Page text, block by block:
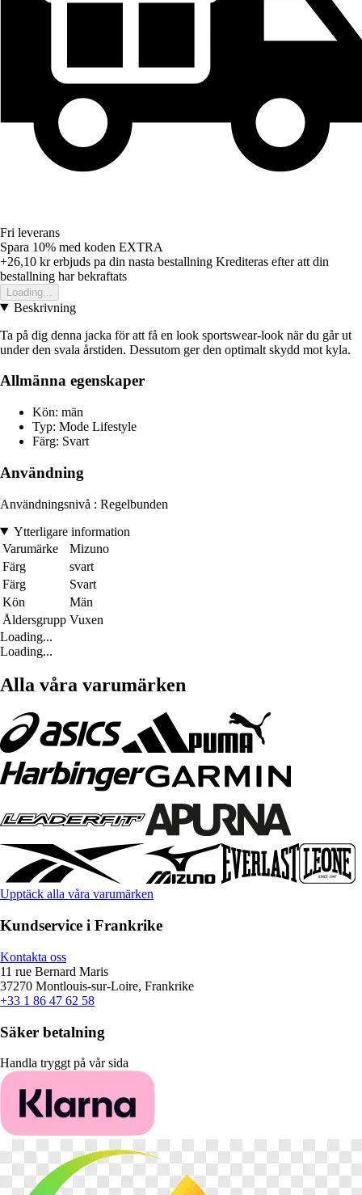
Fri leverans
Spara 10% med koden EXTRA
+26,10 krerbjuds pa din nasta bestallning Krediteras efter att din
bestallning har bekraftats
Loading...
Beskrivning
Ta på dig denna jacka för att få en look sportswear-look när du går ut
under den svala årstiden. Dessutom ger den optimalt skydd mot kyla.
Allmänna egenskaper
Kön: män
Typ: Mode Lifestyle
Färg: Svart
Användning
Användningsnivå : Regelbunden
Ytterligare information
Varumärke
Mizuno
Färg
svart
Färg
Svart
Kön
Män
Åldersgrupp Vuxen
Loading...
Loading...
Alla våra varumärken
Upptäck alla våra varumärken
Kundservice i Frankrike
Kontakta oss
11 rue Bernard Maris
37270 Montlouis-sur-Loire, Frankrike
+33 1 86 47 62 58
Säker betalning
Handla tryggt på vår sida